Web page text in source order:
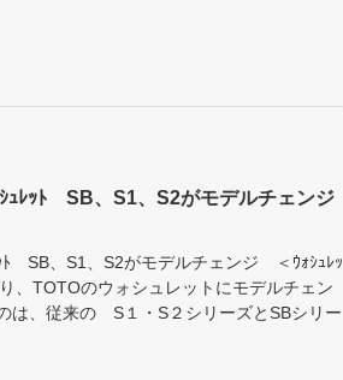
ｭﾚｯﾄ SB、S1、S2がモデルチェンジ
ﾄ SB、S1、S2がモデルチェンジ ＜ｳｫｼｭﾚｯ
TOTOのウォシュレットにモデルチェン
は、従来の S１・S２シリーズとSBシリー